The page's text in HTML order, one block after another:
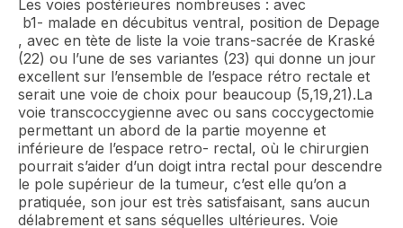
Les voies postérieures nombreuses : avec
b1- malade en décubitus ventral, position de Depage
, avec en tète de liste la voie trans-sacrée de Kraské
(22) ou l’une de ses variantes (23) qui donne un jour
excellent sur l’ensemble de l’espace rétro rectale et
serait une voie de choix pour beaucoup (5,19,21).La
voie transcoccygienne avec ou sans coccygectomie
permettant un abord de la partie moyenne et
inférieure de l’espace retro- rectal, où le chirurgien
pourrait s’aider d’un doigt intra rectal pour descendre
le pole supérieur de la tumeur, c’est elle qu’on a
pratiquée, son jour est très satisfaisant, sans aucun
délabrement et sans séquelles ultérieures. Voie